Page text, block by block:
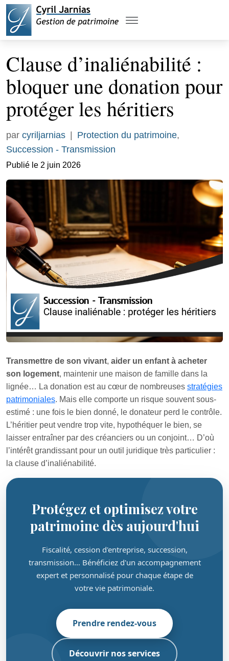
Clause d’inaliénabilité :
bloquer une donation pour
protéger les héritiers
par cyriljarnias Protection du patrimoine,
Succession - Transmission
Publié le 2 juin 2026
Transmettre de son vivant, aider un enfant à acheter
son logement, maintenir une maison de famille dans la
lignée… La donation est au cœur de nombreuses stratégies
patrimoniales. Mais elle comporte un risque souvent sous-
estimé : une fois le bien donné, le donateur perd le contrôle.
L’héritier peut vendre trop vite, hypothéquer le bien, se
laisser entraîner par des créanciers ou un conjoint… D’où
l’intérêt grandissant pour un outil juridique très particulier :
la clause d’inaliénabilité.
Protégez et optimisez votre
patrimoine dès aujourd'hui
Fiscalité, cession d'entreprise, succession,
transmission… Bénéficiez d'un accompagnement
expert et personnalisé pour chaque étape de
votre vie patrimoniale.
Prendre rendez-vous
Découvrir nos services